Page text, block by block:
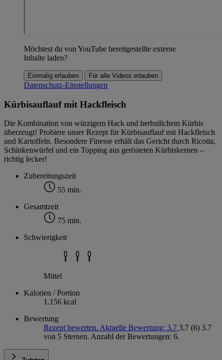
Möchtest du von YouTube bereitgestellte externe
Inhalte laden?
Einmalig erlauben Für alle Videos erlauben
Datenschutz-Einstellungen
Kürbisauflauf mit Hackfleisch
Die Kombination von würzigem Hack und herbstlichem Kürbis
überzeugt! Probiere unser Rezept für Kürbisauflauf mit Hackfleisch
und Kartoffeln. Besondere Finesse erhält das Gericht durch Ricotta,
Schinkenwürfel und ein Topping aus gerösteten Kürbiskernen –
richtig lecker!
Zubereitungszeit
55 min.
Gesamtzeit
75 min.
Schwierigkeit
Mittel
Kalorien / Portion
1.156 kcal
Bewertung
Rezept bewerten. Aktuelle Bewertung: 3.7 3,7 (6) 3.7
von 5 Sternen. Anzahl der Bewertungen: 6.